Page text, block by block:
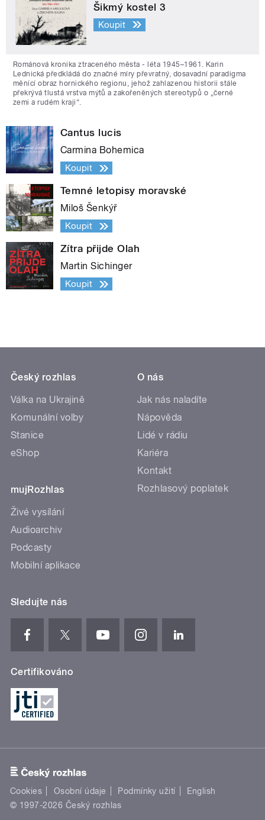
Šikmý kostel 3
Koupit
Románová kronika ztraceného města - léta 1945–1961. Karin
Lednická předkládá do značné míry převratný, dosavadní paradigma
měnící obraz hornického regionu, jehož zahlazenou historii stále
překrývá tlustá vrstva mýtů a zakořeněných stereotypů o „černé
zemi a rudém kraji“.
Cantus lucis
Carmina Bohemica
Koupit
Temné letopisy moravské
Miloš Šenkýř
Koupit
Zítra přijde Olah
Martin Sichinger
Koupit
Český rozhlas
Válka na Ukrajině
Komunální volby
Stanice
eShop
mujRozhlas
Živé vysílání
Audioarchiv
Podcasty
Mobilní aplikace
O nás
Jak nás naladíte
Nápověda
Lidé v rádiu
Kariéra
Kontakt
Rozhlasový poplatek
Sledujte nás
Certifikováno
Cookies Osobní údaje Podmínky užití
English
© 1997-2026 Český rozhlas